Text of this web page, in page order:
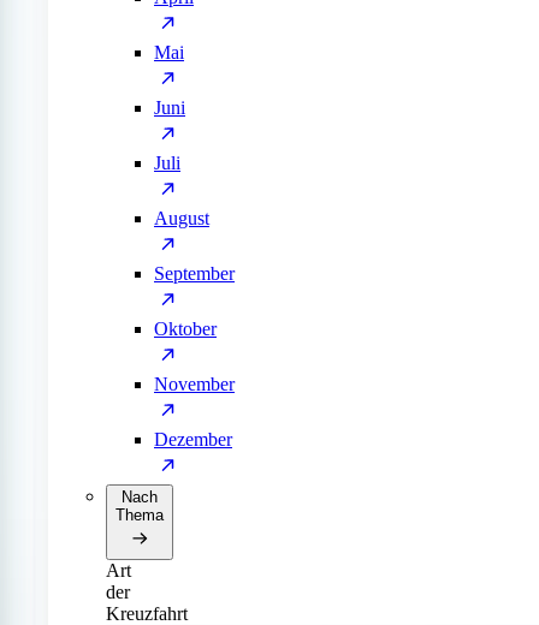
Mai
Juni
Juli
August
September
Oktober
November
Dezember
Nach
Thema
Art
der
Kreuzfahrt